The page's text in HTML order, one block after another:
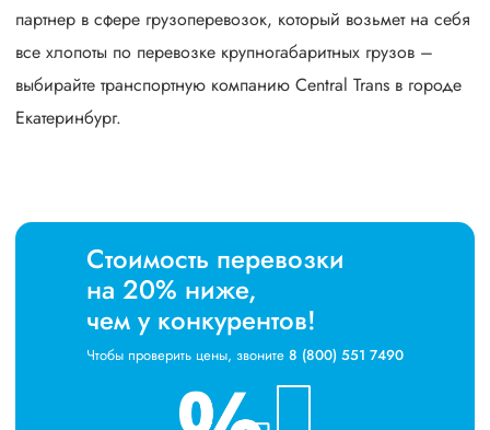
партнер в сфере грузоперевозок, который возьмет на себя
все хлопоты по перевозке крупногабаритных грузов –
выбирайте транспортную компанию Central Trans в городе
Екатеринбург.
Стоимость перевозки
на 20% ниже,
чем у конкурентов!
Чтобы проверить цены, звоните 8 (800) 551 7490